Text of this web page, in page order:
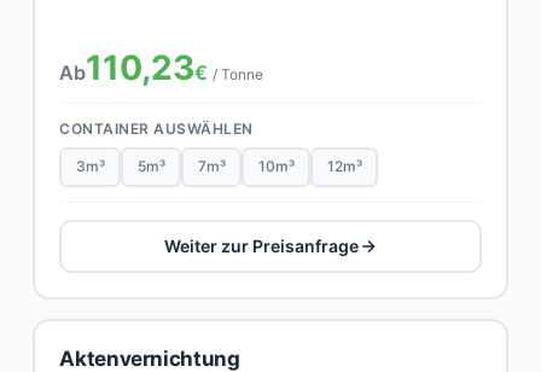
Ab110,23€ / Tonne
CONTAINER AUSWÄHLEN
3m³ 5m³ 7m³ 10m³ 12m³
Weiter zur Preisanfrage
Aktenvernichtung